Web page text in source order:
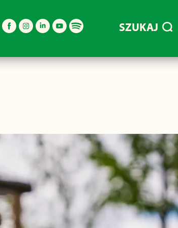
SZUKAJ